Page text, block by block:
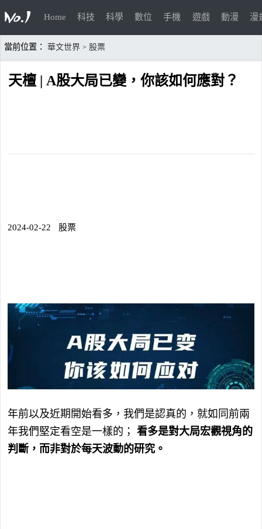
Home 科技 科學 數位 手機 遊戲 動漫 漫
當前位置： 華文世界 > 股票
天檀 | A股大局已變，你該如何應對？
2024-02-22 股票
年前以及近期開始看多，我們是認真的，就如同前兩
年我們堅定看空是一樣的； 看多是對大局宏觀視角的
判斷，而非對於每天波動的研究。